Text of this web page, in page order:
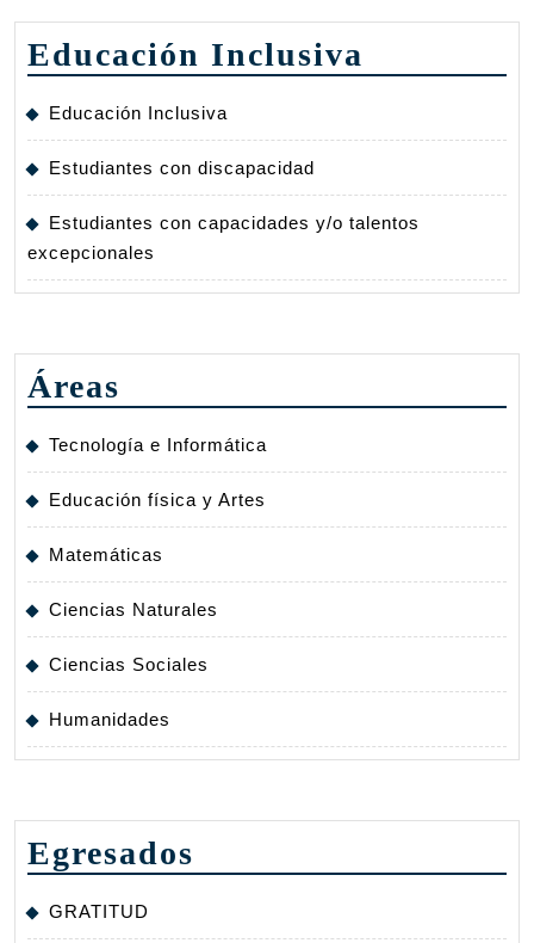
Educación Inclusiva
Educación Inclusiva
Estudiantes con discapacidad
Estudiantes con capacidades y/o talentos
excepcionales
Áreas
Tecnología e Informática
Educación física y Artes
Matemáticas
Ciencias Naturales
Ciencias Sociales
Humanidades
Egresados
GRATITUD